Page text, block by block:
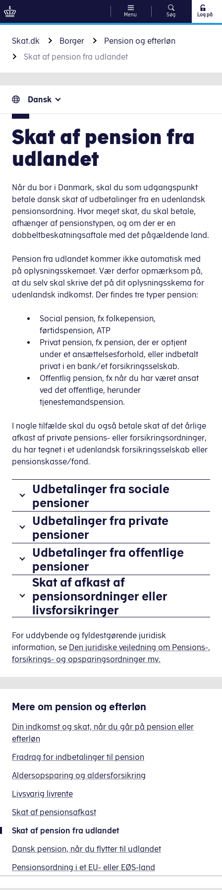
Gå til indhold
Menu Søg Log på
Skat.dk Borger
Pension og efterløn
Skat af pension fra udlandet
Dansk
Skat af pension fra
udlandet
Når du bor i Danmark, skal du som udgangspunkt
betale dansk skat af udbetalinger fra en udenlandsk
pensionsordning. Hvor meget skat, du skal betale,
afhænger af pensionstypen, og om der er en
dobbeltbeskatningsaftale med det pågældende land.
Pension fra udlandet kommer ikke automatisk med
på oplysningsskemaet. Vær derfor opmærksom på,
at du selv skal skrive det på dit oplysningsskema for
udenlandsk indkomst. Der findes tre typer pension:
Social pension, fx folkepension,
førtidspension, ATP
Privat pension, fx pension, der er optjent
under et ansættelsesforhold, eller indbetalt
privat i en bank/et forsikringsselskab.
Offentlig pension, fx når du har været ansat
ved det offentlige, herunder
tjenestemandspension.
I nogle tilfælde skal du også betale skat af det årlige
afkast af private pensions- eller forsikringsordninger,
du har tegnet i et udenlandsk forsikringsselskab eller
pensionskasse/fond.
Udbetalinger fra sociale
pensioner
social
pension
kan
være
en
lovbaseret
obligatorisk
eller
ordning,
som
fx
folkepension
ATP
Livslang
Pension.
pensionsordninger,
som
en
del
den
sociale
sikring
i
Udbetalinger fra private
pensioner
Private
pensionsordninger
er
en
arbejdsmarkedspension
eller
privat
pension
via
pensionskasse
eller bank.
afhænger
beskatningen
af,
om
løbende
har
fradrag
for
i
Udbetalinger fra offentlige
pensioner
Offentlige
pensioner
indskud
pensionsordninger
fra
en
ansættelse
som
eller
tilsvarende.
Skatten
oftest
betales
det
land,
hvor
indkomsten
fra,
men
der
Skat af afkast af
pensionsordninger eller
livsforsikringer
nogle
tilfælde
skal
skat
det
årlige
afkast
private
pensions-
forsikringsordninger,
du
tegnet
et
For uddybende og fyldestgørende juridisk
information, se Den juridiske vejledning om Pensions-,
forsikrings- og opsparingsordninger mv.
Mere om pension og efterløn
Din indkomst og skat, når du går på pension eller
efterløn
Fradrag for indbetalinger til pension
Aldersopsparing og aldersforsikring
Livsvarig livrente
Skat af pensionsafkast
Skat af pension fra udlandet
Dansk pension, når du flytter til udlandet
Pensionsordning i et EU- eller EØS-land